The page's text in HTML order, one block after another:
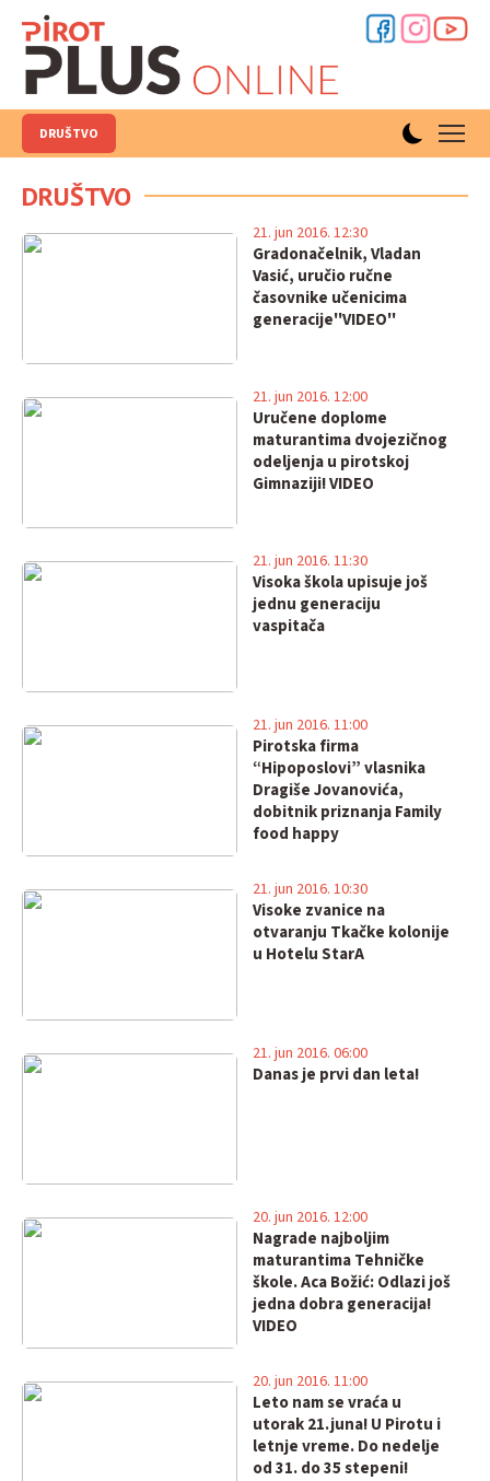
DRUŠTVO
DRUŠTVO
Gradonačelnik, Vladan
Vasić, uručio ručne
časovnike učenicima
generacije''VIDEO''
21. jun 2016. 12:30
Uručene doplome
maturantima dvojezičnog
odeljenja u pirotskoj
Gimnaziji! VIDEO
21. jun 2016. 12:00
Visoka škola upisuje još
jednu generaciju
vaspitača
21. jun 2016. 11:30
Pirotska firma
“Hipoposlovi” vlasnika
Dragiše Jovanovića,
dobitnik priznanja Family
food happy
21. jun 2016. 11:00
Visoke zvanice na
otvaranju Tkačke kolonije
u Hotelu StarA
21. jun 2016. 10:30
Danas je prvi dan leta!
21. jun 2016. 06:00
Nagrade najboljim
maturantima Tehničke
škole. Aca Božić: Odlazi još
jedna dobra generacija!
VIDEO
20. jun 2016. 12:00
Leto nam se vraća u
utorak 21.juna! U Pirotu i
letnje vreme. Do nedelje
od 31. do 35 stepeni!
20. jun 2016. 11:00